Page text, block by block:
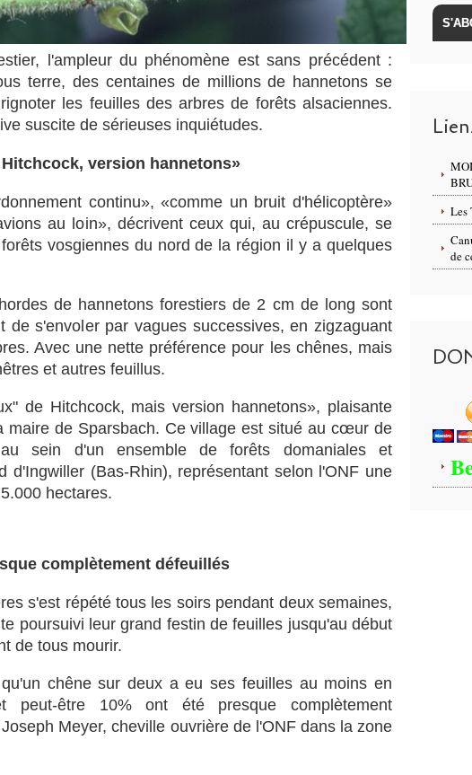
l'ampleur du phénomène est sans précédent :
terre, des centaines de millions de hannetons se
les feuilles des arbres de forêts alsaciennes.
suscite de sérieuses inquiétudes.
version hannetons»
continu», «comme un bruit d'hélicoptère»
au loin», décrivent ceux qui, au crépuscule, se
vosgiennes du nord de la région il y a quelques
de hannetons forestiers de 2 cm de long sont
de s'envoler par vagues successives, en zigzaguant
Avec une nette préférence pour les chênes, mais
et autres feuillus.
de Hitchcock, mais version hannetons», plaisante
maire de Sparsbach. Ce village est situé au cœur de
sein d'un ensemble de forêts domaniales et
d'Ingwiller (Bas-Rhin), représentant selon l'ONF une
hectares.
complètement défeuillés
s'est répété tous les soirs pendant deux semaines,
poursuivi leur grand festin de feuilles jusqu'au début
de tous mourir.
chêne sur deux a eu ses feuilles au moins en
peut-être 10% ont été presque complètement
Meyer, cheville ouvrière de l'ONF dans la zone
Les
de